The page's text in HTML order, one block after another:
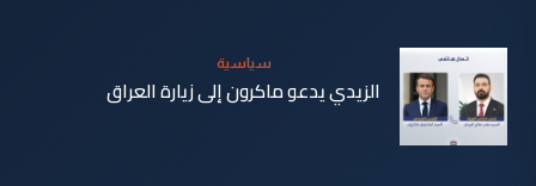
سياسية
الزيدي يدعو ماكرون إلى زيارة العراق